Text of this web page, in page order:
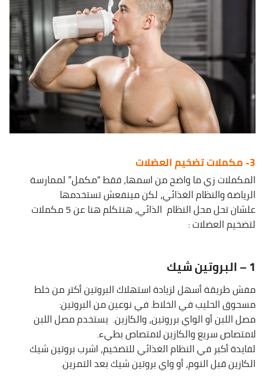
3- مكملات تضخيم العضلات
المكملات زي ما واضح من اسمها، فقط “مكمل” لممارسة
الرياضة والنظام الغذائي، لكن مينفعش تستخدمها
علشان تحل محل النظام الذائي، هنتكلم هنا عن 5 مكملات
لتضخيم العضلات :
1 – البروتين شيك
مفش طريقة أسهل لزيادة استهلاك البروتين أكتر من خلط
مسحوق الحليب في الخلاط. في نوعين من البروتين:
مصل اللبن أو الواي برروتين، والكازين. يستخدم مصل اللبن
لامتصاص سريع والكازين لامتصاص بطيء.
لفايدة أكبر في النظام الغذائي للتضخيم، اشرب بروتين شيك
الكازين قبل النوم، أو واي بروتين شيك بعد التمرين.